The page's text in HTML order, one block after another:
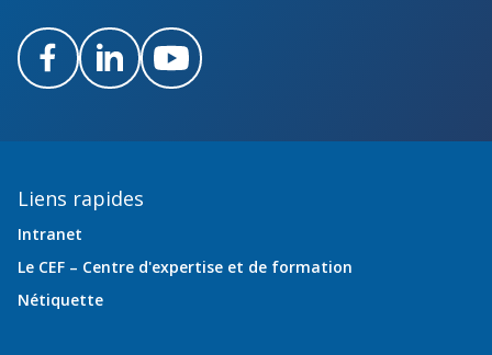
FacebookLinkedInYoutube
Liens rapides
Intranet
Le CEF – Centre d'expertise et de formation
Nétiquette